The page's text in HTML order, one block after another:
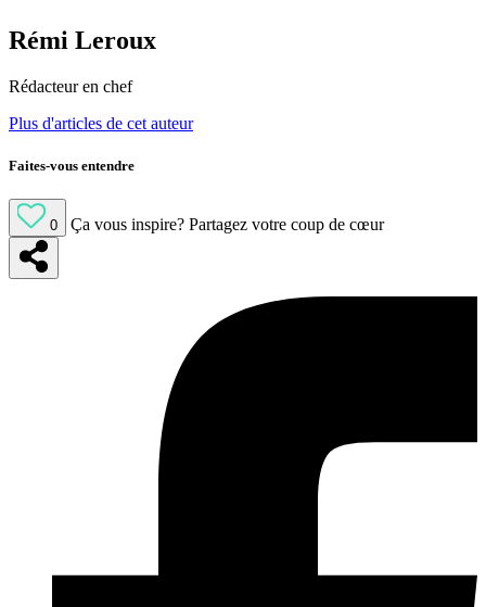
Rémi Leroux
Rédacteur en chef
Plus d'articles de cet auteur
Faites-vous entendre
0 Ça vous inspire? Partagez votre coup de cœur